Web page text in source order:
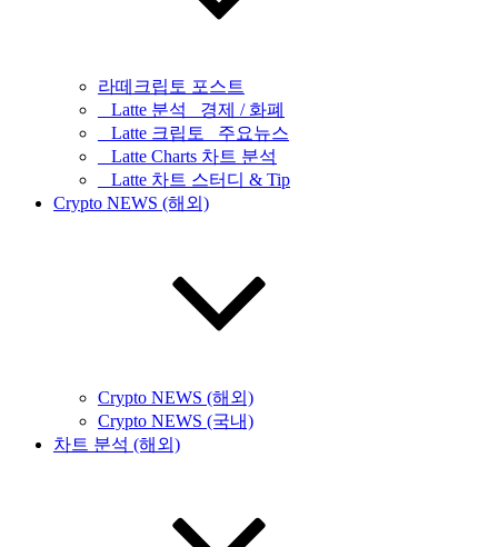
라떼크립토 포스트
_ Latte 분석 _경제 / 화폐
_ Latte 크립토 _주요뉴스
_ Latte Charts 차트 분석
_ Latte 차트 스터디 & Tip
Crypto NEWS (해외)
Crypto NEWS (해외)
Crypto NEWS (국내)
차트 분석 (해외)